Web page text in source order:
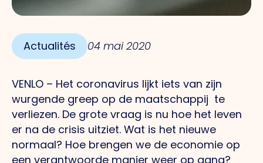
Actualités 04 mai 2020
VENLO – Het coronavirus lijkt iets van zijn
wurgende greep op de maatschappij te
verliezen. De grote vraag is nu hoe het leven
er na de crisis uitziet. Wat is het nieuwe
normaal? Hoe brengen we de economie op
een verantwoorde manier weer op gang?